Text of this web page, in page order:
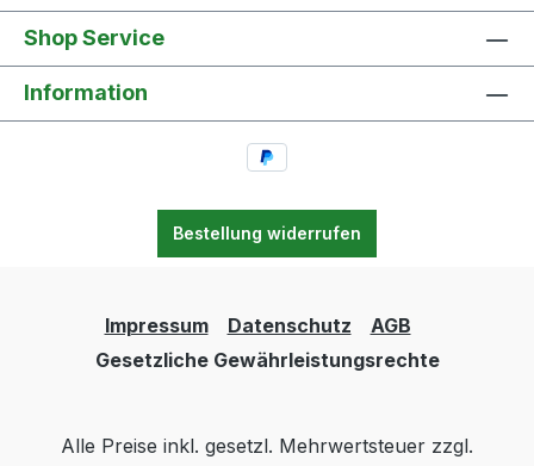
Shop Service
Information
Bestellung widerrufen
Impressum Datenschutz
AGB
Gesetzliche Gewährleistungsrechte
Alle Preise inkl. gesetzl. Mehrwertsteuer zzgl.